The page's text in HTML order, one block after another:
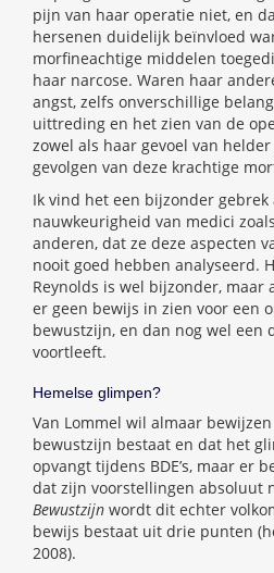
pijn van haar operatie niet, en
hersenen duidelijk beïnvloed
morfineachtige middelen
haar narcose. Waren haar
angst, zelfs onverschillige
uittreding en het zien van de
zowel als haar gevoel van
gevolgen van deze krachtige
Ik vind het een bijzonder
nauwkeurigheid van medici
anderen, dat ze deze aspecten
nooit goed hebben analyseerd.
Reynolds is wel bijzonder, maar
er geen bewijs in zien voor een
bewustzijn, en dan nog wel een
voortleeft.
Hemelse glimpen?
Van Lommel wil almaar
bewustzijn bestaat en dat het
opvangt tijdens BDE’s, maar er
dat zijn voorstellingen absoluut
Bewustzijn wordt dit echter
bewijs bestaat uit drie punten
2008).